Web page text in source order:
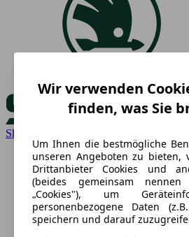
Skoda
Wir verwenden
finden, was Sie
Um Ihnen die bestmögliche
unseren Angeboten zu bieten,
Drittanbieter Cookies und
(beides gemeinsam
„Cookies"), um
personenbezogene Daten
speichern und darauf